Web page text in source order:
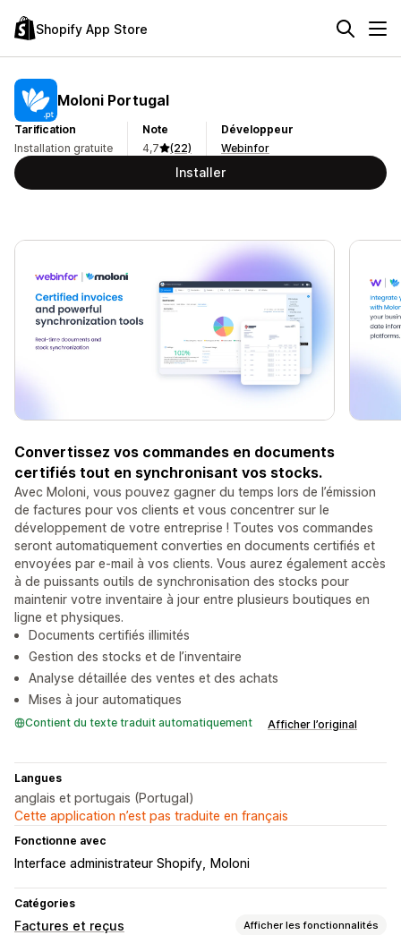
Shopify App Store
Moloni Portugal
Tarification
Installation gratuite
Note
4,7
(22)
Développeur
Webinfor
Installer
Convertissez vos commandes en documents
certifiés tout en synchronisant vos stocks.
Avec Moloni, vous pouvez gagner du temps lors de l’émission
de factures pour vos clients et vous concentrer sur le
développement de votre entreprise ! Toutes vos commandes
seront automatiquement converties en documents certifiés et
envoyées par e-mail à vos clients. Vous aurez également accès
à de puissants outils de synchronisation des stocks pour
maintenir votre inventaire à jour entre plusieurs boutiques en
ligne et physiques.
Documents certifiés illimités
Gestion des stocks et de l’inventaire
Analyse détaillée des ventes et des achats
Mises à jour automatiques
Contient du texte traduit automatiquement Afficher l’original
Langues
anglais et portugais (Portugal)
Cette application n’est pas traduite en français
Fonctionne avec
Interface administrateur Shopify Moloni
Catégories
Factures et reçus Afficher les fonctionnalités